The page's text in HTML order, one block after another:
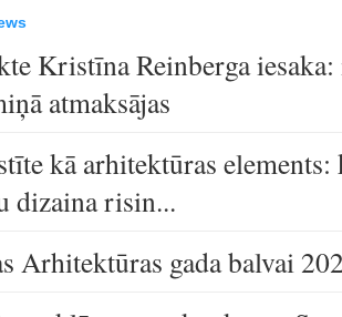
Kristīna Reinberga
atmaksājas
kā arhitektūras
dizaina risin...
Arhitektūras gada balvai